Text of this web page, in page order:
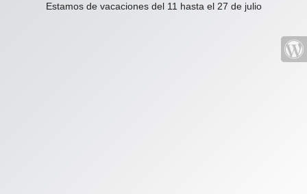
Estamos de vacaciones del 11 hasta el 27 de julio